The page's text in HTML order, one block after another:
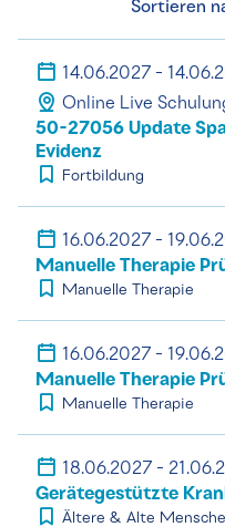
Sortieren
14.06.2027 -
Online Live
50-27056 Update
Evidenz
Fortbildung
16.06.2027 -
Manuelle Therapie
Manuelle Therapie
16.06.2027 -
Manuelle Therapie
Manuelle Therapie
18.06.2027 -
Gerätegestützte
Ältere & Alte